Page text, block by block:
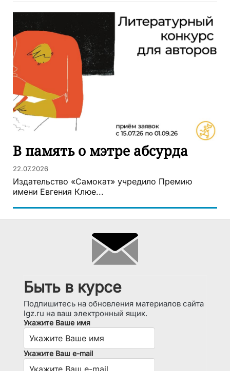
В память о мэтре абсурда
22.07.2026
Издательство «Самокат» учредило Премию
имени Евгения Клюе...
Быть в курсе
Подпишитесь на обновления материалов сайта
lgz.ru на ваш электронный ящик.
Укажите Ваше имя
Укажите Ваш e-mail